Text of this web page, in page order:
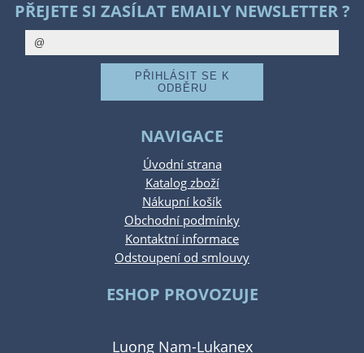
PŘEJETE SI ZASÍLAT EMAILY NEWSLETTER ?
NAVIGACE
Úvodní strana
Katalog zboží
Nákupní košík
Obchodní podmínky
Kontaktní informace
Odstoupení od smlouvy
ESHOP PROVOZUJE
Luong Nam-Lukanex